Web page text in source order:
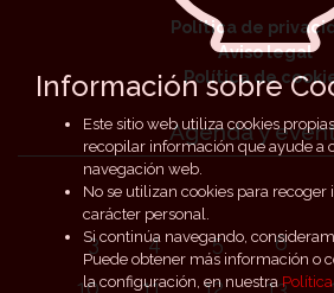
Política de
Aviso legal
Política de
Agenda y
3
4 5 6
Información sobre
Este sitio web utiliza cookies
recopilar información que ayude a
navegación web.
No se utilizan cookies para
carácter personal.
Si continúa navegando,
Puede obtener más información o
la configuración, en nuestra